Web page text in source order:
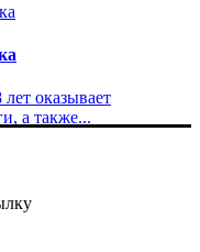
оказывает
а также...